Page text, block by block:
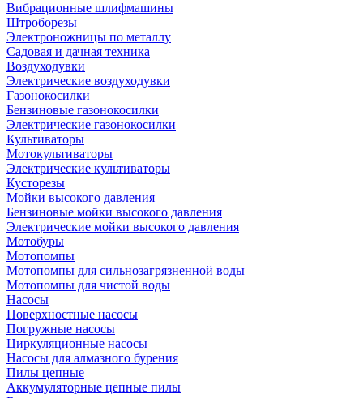
Вибрационные шлифмашины
Штроборезы
Электроножницы по металлу
Садовая и дачная техника
Воздуходувки
Электрические воздуходувки
Газонокосилки
Бензиновые газонокосилки
Электрические газонокосилки
Культиваторы
Мотокультиваторы
Электрические культиваторы
Кусторезы
Мойки высокого давления
Бензиновые мойки высокого давления
Электрические мойки высокого давления
Мотобуры
Мотопомпы
Мотопомпы для сильнозагрязненной воды
Мотопомпы для чистой воды
Насосы
Поверхностные насосы
Погружные насосы
Циркуляционные насосы
Насосы для алмазного бурения
Пилы цепные
Аккумуляторные цепные пилы